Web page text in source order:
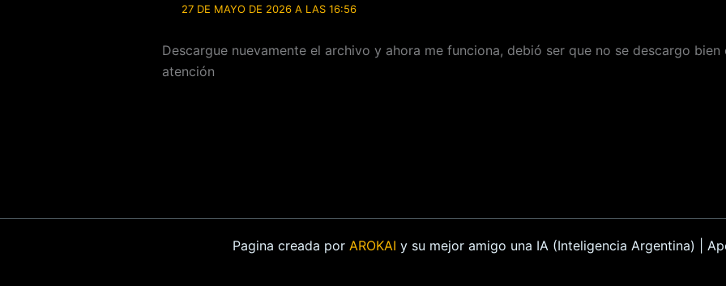
27 DE MAYO DE 2026 A LAS 16:56
Descargue nuevamente el archivo y ahora me funciona, debió ser que no se descargo
atención
Pagina creada por AROKAI y su mejor amigo una IA (Inteligencia Argentina) |